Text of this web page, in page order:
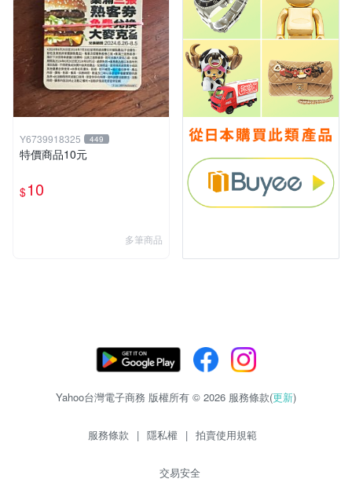
Y6739918325 449
特價商品10元
$10
多筆商品
Yahoo台灣電子商務 版權所有 © 2026 服務條款(更新)
服務條款 | 隱私權 | 拍賣使用規範
交易安全